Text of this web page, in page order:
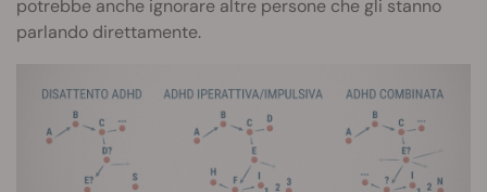
potrebbe anche ignorare altre persone che gli stanno
parlando direttamente.